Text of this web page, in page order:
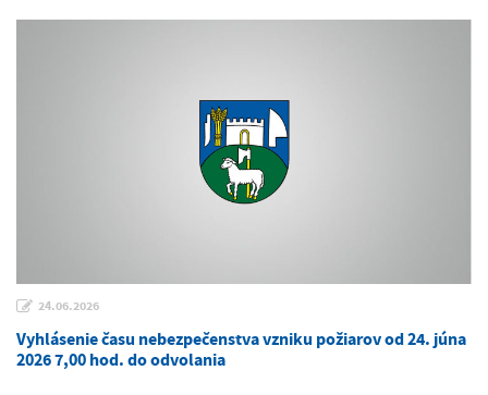
24.06.2026
Vyhlásenie času nebezpečenstva vzniku požiarov od 24. júna
2026 7,00 hod. do odvolania